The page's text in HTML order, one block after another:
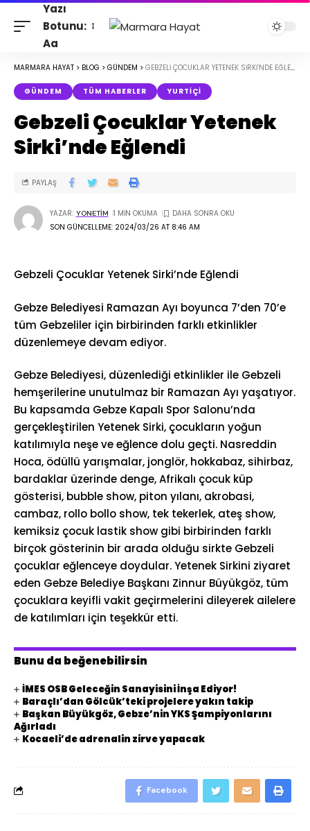
Yazı
Botunu:
Aa
MARMARA HAYAT > BLOG > GÜNDEM > GEBZELI ÇOCUKLAR YETENEK SIRKI’NDE EĞLENDI
GÜNDEM TÜM HABERLER YURTIÇI
Gebzeli Çocuklar Yetenek
Sirki’nde Eğlendi
SON GÜNCELLEME: 2024/03/26 AT 8:46 AM
YAZAR: YONETIM 1 MIN OKUMA
PAYLAŞ
Gebzeli Çocuklar Yetenek Sirki’nde Eğlendi
Gebze Belediyesi Ramazan Ayı boyunca 7’den 70’e
tüm Gebzeliler için birbirinden farklı etkinlikler
düzenlemeye devam ediyor.
Gebze Belediyesi, düzenlediği etkinlikler ile Gebzeli
hemşerilerine unutulmaz bir Ramazan Ayı yaşatıyor.
Bu kapsamda Gebze Kapalı Spor Salonu’nda
gerçekleştirilen Yetenek Sirki, çocukların yoğun
katılımıyla neşe ve eğlence dolu geçti. Nasreddin
Hoca, ödüllü yarışmalar, jonglör, hokkabaz, sihirbaz,
bardaklar üzerinde denge, Afrikalı çocuk küp
gösterisi, bubble show, piton yılanı, akrobasi,
cambaz, rollo bollo show, tek tekerlek, ateş show,
kemiksiz çocuk lastik show gibi birbirinden farklı
birçok gösterinin bir arada olduğu sirkte Gebzeli
çocuklar eğlenceye doydular. Yetenek Sirkini ziyaret
eden Gebze Belediye Başkanı Zinnur Büyükgöz, tüm
çocuklara keyifli vakit geçirmelerini dileyerek ailelere
de katılımları için teşekkür etti.
Bunu da beğenebilirsin
İMES OSB Geleceğin Sanayisini İnşa Ediyor!
Baraçlı’dan Gölcük’teki projelere yakın takip
Başkan Büyükgöz, Gebze’nin YKS Şampiyonlarını
Ağırladı
Kocaeli’de adrenalin zirve yapacak
Facebook